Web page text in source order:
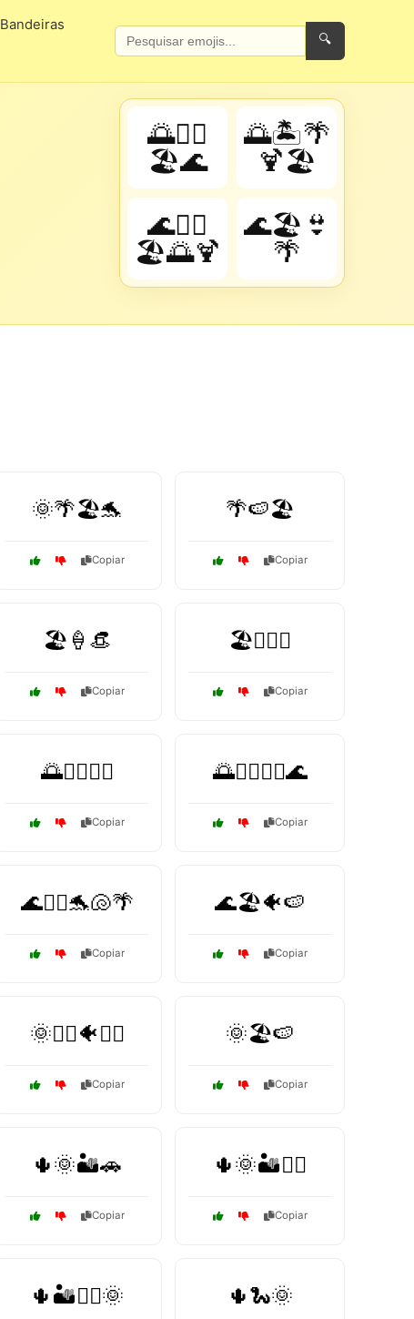
Bandeiras
🔍
🌅🏄‍♂️
🏖️🌊
🌅🏝️🌴
🍹🏖️
🌊🏄‍♂️
🏖️🌅🍹
🌊🏖️👙
🌴
🌞🌴🏖️🐬
Copiar
🌴🍉🏖️
Copiar
🏖️🍦👒
Copiar
🏖️🏊‍♀️🌞
Copiar
🌅🏄‍♂️🏄‍♀️
Copiar
🌅🏄‍♂️🏊‍♀️🌊
Copiar
🌊🏄‍♂️🐬🐚🌴
Copiar
🌊🏖️🐠🍉
Copiar
🌞🏊‍♂️🐠🏄‍♀️
Copiar
🌞🏖️🍉
Copiar
🌵🌞🏜️🚗
Copiar
🌵🌞🏜️🚶‍♂️
Copiar
🌵🏜️🚶‍♂️🌞 🌵🐍🌞